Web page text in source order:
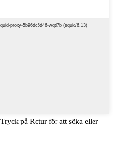
Tryck på Retur för att söka eller